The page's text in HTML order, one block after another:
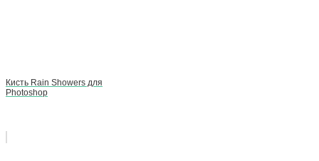
Кисть Rain Showers для
Photoshop